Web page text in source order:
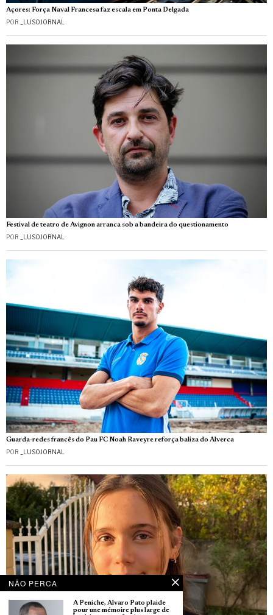
Açores: Força Naval Francesa faz escala em Ponta Delgada
POR _LUSOJORNAL
Festival de teatro de Avignon arranca sob a bandeira do questionamento
POR _LUSOJORNAL
Guarda-redes francês do Pau FC Noah Raveyre reforça baliza do Alverca
POR _LUSOJORNAL
NÃO PERCA
À Peniche, Álvaro Pato plaide
pour une mémoire plus large de